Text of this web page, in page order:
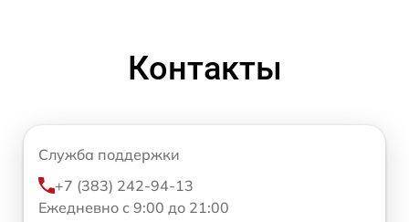
Контакты
Служба поддержки
+7 (383) 242-94-13
Ежедневно с 9:00 до 21:00